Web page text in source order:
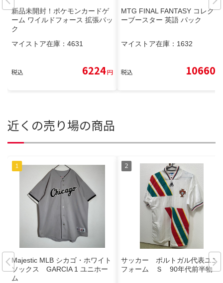
新品未開封！ポケモンカードゲ
ーム ワイルドフォース 拡張パッ
ク
マイストア在庫： 4631
税込 6224円
MTG FINAL FANTASY コレクタ
ーブースター 英語 パック
マイストア在庫： 1632
税込 10660
近くの売り場の商品
Majestic MLB シカゴ・ホワイト
ソックス GARCIA 1 ユニホー
ム
サッカー ポルトガル代表ユニ
フォーム Ｓ 90年代前半物